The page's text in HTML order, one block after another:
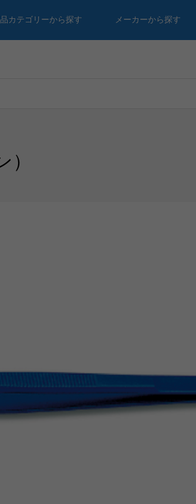
カテゴリーから探す メーカーから探す